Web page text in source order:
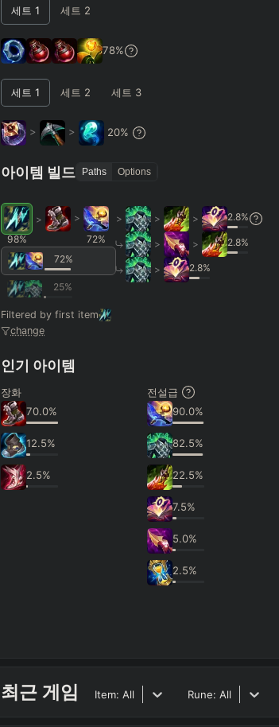
TOP
Tanky Healing AD Heavy
Any tree
FINAL BUILD
+ → + → + → + → +
Exclude boots
ITEMS
Any
SKILL MAX ORDER
Q W E
RANK PATCH (MIN)GAME LENGTH
Hide
세트 1 세트 2
78%
세트 1 세트 2 세트 3
> > 20%
아이템 빌드 Paths Options
98%
>
>
72%
72%
25%
Filtered by first item
change
> > > 2.8%
> > 2.8%
> 2.8%
인기 아이템
장화
70.0%
12.5%
2.5%
전설급
90.0%
82.5%
22.5%
7.5%
5.0%
2.5%
최근 게임 Item: All Rune: All